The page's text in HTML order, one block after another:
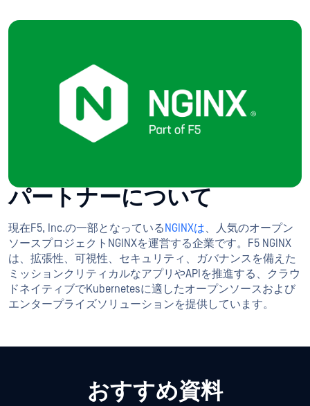
パートナーについて
現在F5, Inc.の一部となっている NGINXは、人気のオープン
ソースプロジェクトNGINXを運営する企業です。F5 NGINX
は、拡張性、可視性、セキュリティ、ガバナンスを備えた
ミッションクリティカルなアプリやAPIを推進する、クラウ
ドネイティブでKubernetesに適したオープンソースおよび
エンタープライズソリューションを提供しています。
おすすめ資料